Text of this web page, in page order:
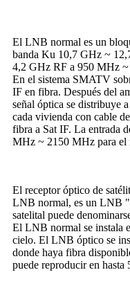
El LNB normal es un
banda Ku 10,7 GHz ~
4,2 GHz RF a 950 MHz
En el sistema SMATV
IF en fibra. Después del
señal óptica se distribuye
cada vivienda con cable
fibra a Sat IF. La entrada
MHz ~ 2150 MHz para el
El receptor óptico de
LNB normal, es un LNB
satelital puede
El LNB normal se instala
cielo. El LNB óptico se
donde haya fibra
puede reproducir en